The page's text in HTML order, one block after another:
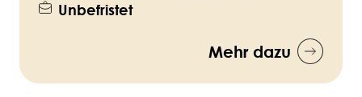
Unbefristet
Mehr dazu